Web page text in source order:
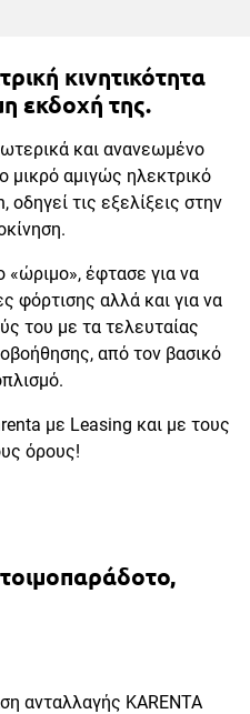
κινητικότητα
εκδοχή της.
και ανανεωμένο
μικρό αμιγώς ηλεκτρικό
τις εξελίξεις στην
έφτασε για να
φόρτισης αλλά και για να
του με τα τελευταίας
από τον βασικό
με Leasing και με τους
όρους!
ανταλλαγής KARENTA